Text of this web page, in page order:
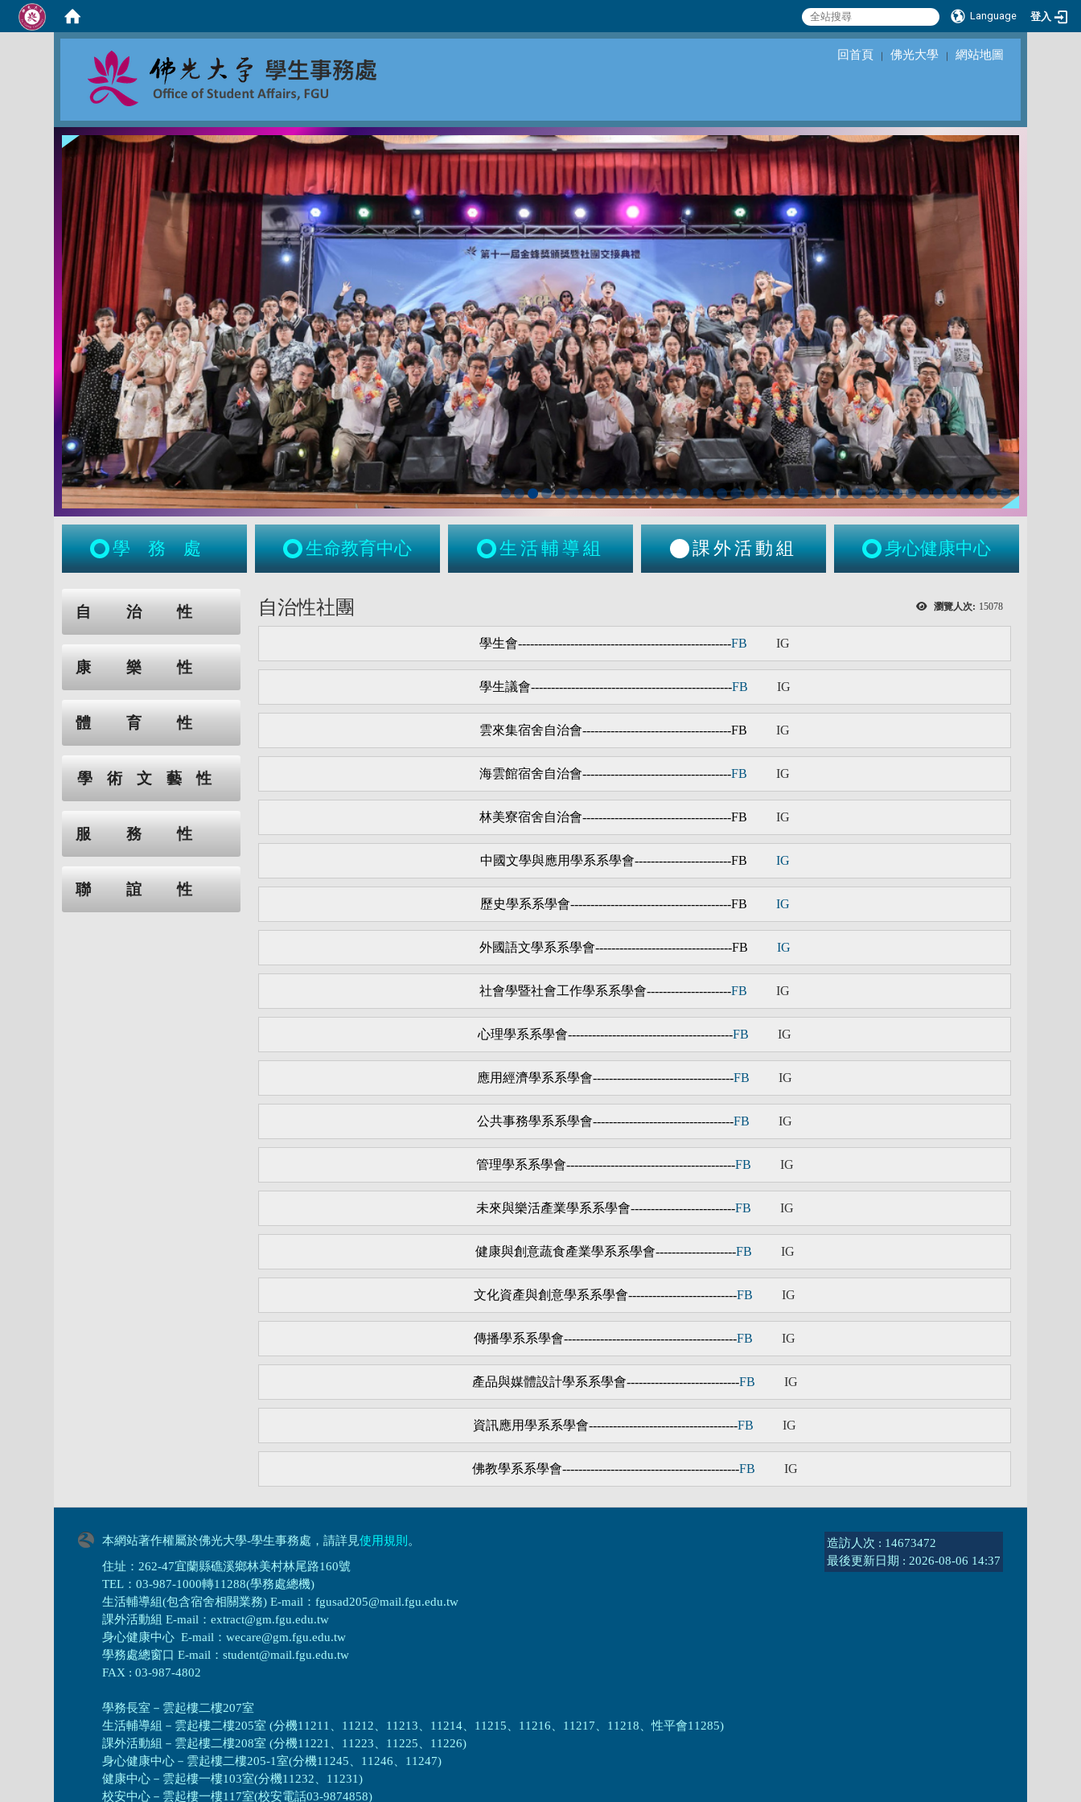
Language 登入
回首頁 ｜ 佛光大學 ｜ 網站地圖
學務處 生命教育中心 生活輔導組 課外活動組 身心健康中心
自治性
康樂性
體育性
學術文藝性
服務性
聯誼性
瀏覽人次: 15078
自治性社團
學生會-----------------------------------------------------FB IG
學生議會--------------------------------------------------FB IG
雲來集宿舍自治會-------------------------------------FB IG
海雲館宿舍自治會-------------------------------------FB IG
林美寮宿舍自治會-------------------------------------FB IG
中國文學與應用學系系學會------------------------FB IG
歷史學系系學會----------------------------------------FB IG
外國語文學系系學會----------------------------------FB IG
社會學暨社會工作學系系學會---------------------FB IG
心理學系系學會-----------------------------------------FB IG
應用經濟學系系學會-----------------------------------FB IG
公共事務學系系學會-----------------------------------FB IG
管理學系系學會------------------------------------------FB IG
未來與樂活產業學系系學會--------------------------FB IG
健康與創意蔬食產業學系系學會--------------------FB IG
文化資產與創意學系系學會---------------------------FB IG
傳播學系系學會-------------------------------------------FB IG
產品與媒體設計學系系學會----------------------------FB IG
資訊應用學系系學會-------------------------------------FB IG
佛教學系系學會--------------------------------------------FB IG
本網站著作權屬於佛光大學-學生事務處，請詳見使用規則 。
住址：262-47宜蘭縣礁溪鄉林美村林尾路160號
TEL：03-987-1000轉11288(學務處總機)
生活輔導組(包含宿舍相關業務) E-mail：fgusad205@mail.fgu.edu.tw
課外活動組 E-mail：extract@gm.fgu.edu.tw
身心健康中心 E-mail：wecare@gm.fgu.edu.tw
學務處總窗口 E-mail：student@mail.fgu.edu.tw
FAX : 03-987-4802
學務長室－雲起樓二樓207室
生活輔導組 － 雲起樓二樓205室 (分機11211、11212、11213、11214、11215、11216、11217、11218、性平會11285)
課外活動組 － 雲起樓二樓208室 (分機11221、11223、11225、11226)
身心健康中心 － 雲起樓二樓205-1室(分機11245、11246、11247)
健康中心－ 雲起樓一樓103室(分機11232、11231)
校安中心－ 雲起樓一樓117室(校安電話03-9874858)
造訪人次 : 14673472
最後更新日期 : 2026-08-06 14:37